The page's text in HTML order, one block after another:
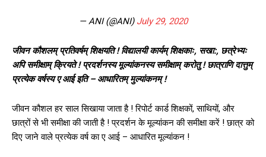
— ANI (@ANI) July 29, 2020
जीवन कौशलम् प्रतिवर्षम् शिक्षयति ! विद्यालयी कार्यम् शिक्षकाः, सखा:, छत्रेभ्यः
अपि समीक्षाम् क्रियते ! प्रदर्शनस्य मूल्यांकनस्य समीक्षाम् करोतु ! छात्राणि दात्तुम्
प्रत्येक वर्षस्य ए आई इति – आधारितम् मुल्यांकनम् !
जीवन कौशल हर साल सिखाया जाता है ! रिपोर्ट कार्ड शिक्षकों, साथियों, और
छात्रों से भी समीक्षा की जाती है ! प्रदर्शन के मूल्यांकन की समीक्षा करें ! छात्र को
दिए जाने वाले प्रत्येक वर्ष का ए आई – आधारित मूल्यांकन !